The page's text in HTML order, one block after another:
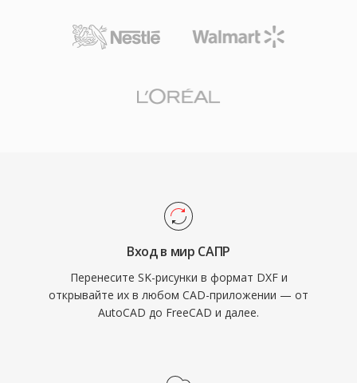
Вход в мир САПР
Перенесите SK-рисунки в формат DXF и
открывайте их в любом CAD-приложении — от
AutoCAD до FreeCAD и далее.